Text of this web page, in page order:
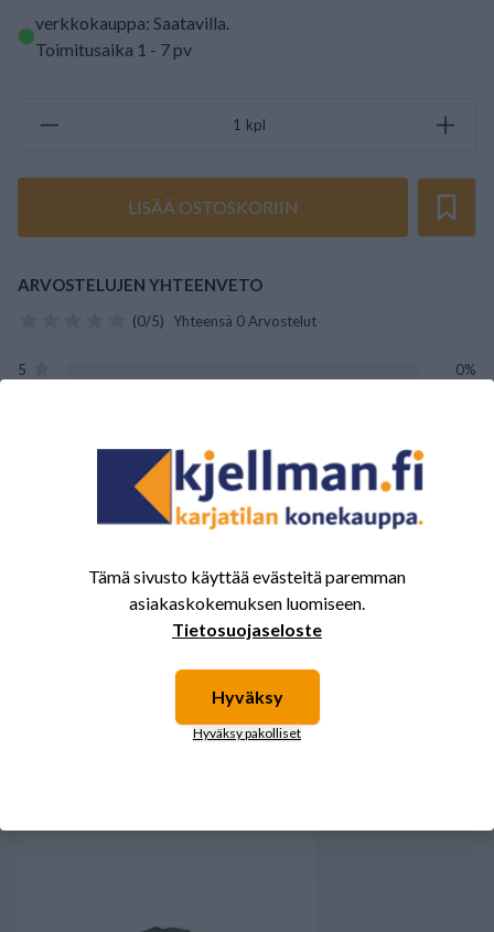
verkkokauppa: Saatavilla.
Toimitusaika 1 - 7 pv
kpl
LISÄÄ OSTOSKORIIN
ARVOSTELUJEN YHTEENVETO
(0/5) Yhteensä 0 Arvostelut
5
0%
Tälle tuotteelle ei ole vielä arvioita. Kirjaudu sisään ja
Sinua saattavat kiinnostaa myös nämä
Tämä sivusto käyttää evästeitä paremman
asiakaskokemuksen luomiseen.
Tietosuojaseloste
Hyväksy
Hyväksy pakolliset